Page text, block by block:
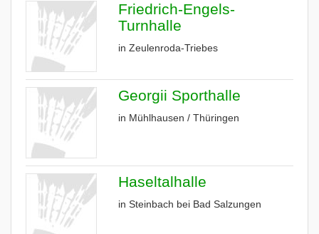
Friedrich-Engels-
Turnhalle
in Zeulenroda-Triebes
Georgii Sporthalle
in Mühlhausen / Thüringen
Haseltalhalle
in Steinbach bei Bad Salzungen